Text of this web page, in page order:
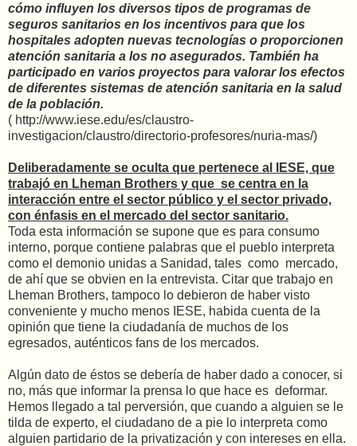
cómo influyen los diversos tipos de programas de
seguros sanitarios en los incentivos para que los
hospitales adopten nuevas tecnologías o proporcionen
atención sanitaria a los no asegurados. También ha
participado en varios proyectos para valorar los efectos
de diferentes sistemas de atención sanitaria en la salud
de la población.
( http://www.iese.edu/es/claustro-
investigacion/claustro/directorio-profesores/nuria-mas/)
Deliberadamente se oculta que pertenece al IESE, que
trabajó en Lheman Brothers y que se centra en la
interacción entre el sector público y el sector privado,
con énfasis en el mercado del sector sanitario.
Toda esta información se supone que es para consumo
interno, porque contiene palabras que el pueblo interpreta
como el demonio unidas a Sanidad, tales como mercado,
de ahí que se obvien en la entrevista. Citar que trabajo en
Lheman Brothers, tampoco lo debieron de haber visto
conveniente y mucho menos IESE, habida cuenta de la
opinión que tiene la ciudadanía de muchos de los
egresados, auténticos fans de los mercados.
Algún dato de éstos se debería de haber dado a conocer, si
no, más que informar la prensa lo que hace es deformar.
Hemos llegado a tal perversión, que cuando a alguien se le
tilda de experto, el ciudadano de a pie lo interpreta como
alguien partidario de la privatización y con intereses en ella.